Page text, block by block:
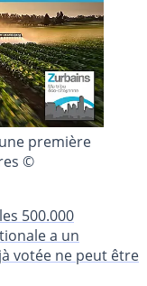
première
©
500.000
a un
votée ne peut être